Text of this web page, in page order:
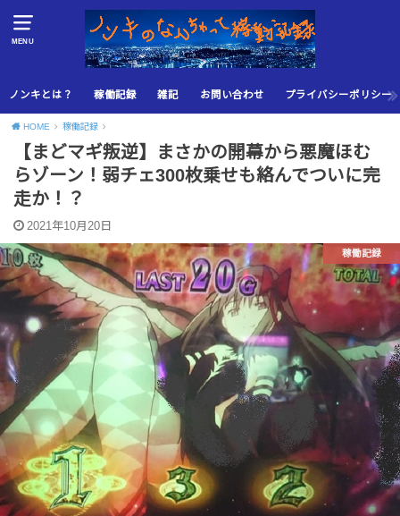
MENU
ノンキとは？ 稼働記録 雑記 お問い合わせ プライバシーポリシー
HOME 稼働記録
【まどマギ叛逆】まさかの開幕から悪魔ほむ
らゾーン！弱チェ300枚乗せも絡んでついに完
走か！？
2021年10月20日
稼働記録